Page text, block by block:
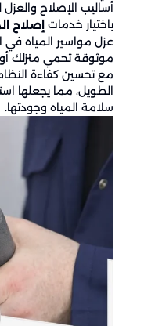
أساليب الإصلاح
باختيار خدمات إصلاح
عزل مواسير المياه
موثوقة تحمي منزلك
مع تحسين كفاءة
الطويل، مما يجعلها
سلامة المياه وجودتها.